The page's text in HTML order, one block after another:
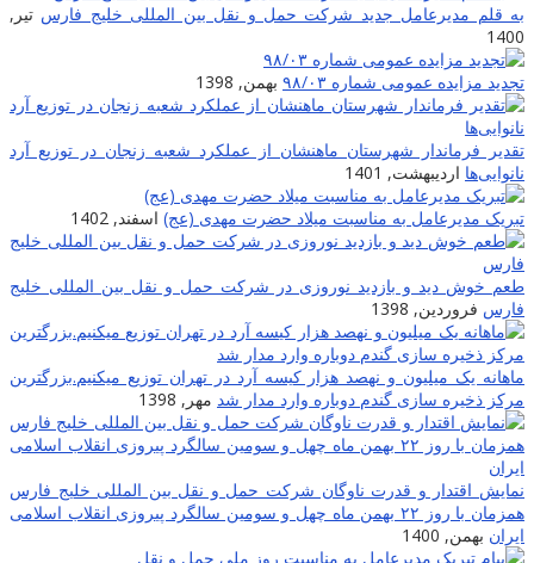
قلم مدیرعامل جدید شرکت حمل و نقل بین المللی خلیج فارس تیر,
مزایده عمومی شماره ۹۸/۰۳
بهمن, 1398
فرماندار شهرستان ماهنشان از عملکرد شعبه زنجان در توزیع آرد
اردیبهشت, 1401
مدیرعامل به مناسبت میلاد حضرت مهدی (عج) اسفند, 1402
خوش دید و بازدید نوروزی در شرکت حمل و نقل بین المللى خلیج
فروردین, 1398
یک میلیون و نهصد هزار کیسه آرد در تهران توزیع میکنیم.بزرگترین
ذخیره سازی گندم دوباره وارد مدار شد مهر, 1398
اقتدار و قدرت ناوگان شرکت حمل و نقل بین المللی خلیج فارس
همزمان با روز ۲۲ بهمن ماه چهل و سومین سالگرد پیروزی انقلاب اسلامی
بهمن, 1400